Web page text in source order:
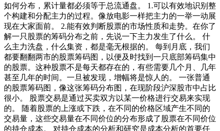
如何分布，累计量都必须等于总流通盘。 1.可以有效地识别整
个构建和分配主力的过程。像放电影一样把主力的一举一动展
现在大家面前。 2.能有效判断股票的市场性质和走势。在你了
解一只股票的筹码分布之前，先说一下主力发生了什么。 什
么主力洗盘，什么集资，都是毫无根据的。 每到月底，我们
都要翻翻两市的股票筹码图，以便及时找到一只底部筹码集中
的股票。这种股票不是每天都存在的，有些需要几个月、几年
甚至几年的时间。一旦被发现，增幅将是惊人的。 一张普通
的股票筹码图，像这张筹码分布图，在现阶段沪深股市中占比
很小。 股票交易是通过买卖双方以某一价格进行交易来实现
的。 随着股票的上涨或下跌，在不同的价格区域产生不同的
交易量，这些交易量在不同价位的分布形成了股票在不同价位
的持仓成本。 对持仓成本的分析和研究是成本分析的首要任